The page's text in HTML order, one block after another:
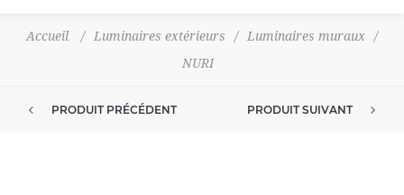
Accueil / Luminaires extérieurs / Luminaires muraux
/
NURI
PRODUIT PRÉCÉDENT PRODUIT SUIVANT